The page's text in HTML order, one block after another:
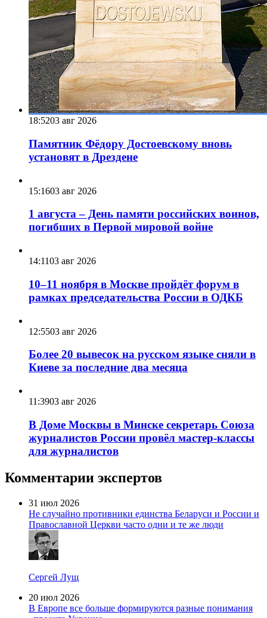
18:5203 авг 2026
Памятник Фёдору Достоевскому вновь
установят в Дрездене
15:1603 авг 2026
1 августа – День памяти российских воинов,
погибших в Первой мировой войне
14:1103 авг 2026
10–11 ноября в Москве пройдёт форум в
рамках председательства России в ОДКБ
12:5503 авг 2026
Более 20 вывесок на русском языке сняли в
Киеве за последние два месяца
11:3903 авг 2026
В Доме Москвы в Минске секретарь Союза
журналистов России провёл мастер-классы
для журналистов
Комментарии экспертов
31 июл 2026
Не случайно противники единства Беларуси и России и
Православной Церкви часто одни и те же люди
Сергей Лущ
20 июл 2026
В Европе все больше формируются разные понимания